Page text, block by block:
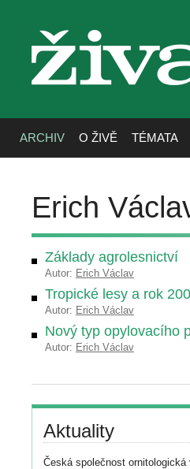
živa
ARCHIV O ŽIVĚ TÉMATA
Erich
Základy agrolesnictví
Autor: Erich Václav
Tropické lesy a rok
Autor: Erich Václav
Nový typ opylovacího
Autor: Erich Václav
Aktuality
Česká společnost ornitologická